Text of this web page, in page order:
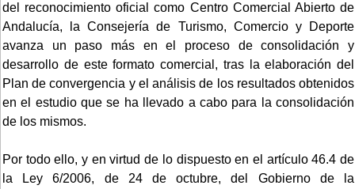
del reconocimiento oficial como Centro Comercial Abierto de
Andalucía, la Consejería de Turismo, Comercio y Deporte
avanza un paso más en el proceso de consolidación y
desarrollo de este formato comercial, tras la elaboración del
Plan de convergencia y el análisis de los resultados obtenidos
en el estudio que se ha llevado a cabo para la consolidación
de los mismos.
Por todo ello, y en virtud de lo dispuesto en el artículo 46.4 de
la Ley 6/2006, de 24 de octubre, del Gobierno de la